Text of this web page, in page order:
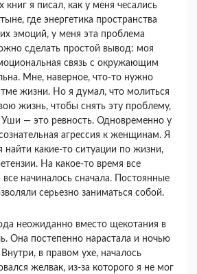
я писал, как у меня чесались
где энергетика пространства
эмоций, у меня эта проблема
сде­лать простой вывод: моя
связь с окружающим
Мне, наверное, что-то нужно
жизни. Но я думал, что молиться
жизнь, чтобы снять эту проб­лему,
Уши — это ревность. Одновременно у
агрессия к женщинам. Я
най­ти какие-то ситуации по жизни,
На какое-то время все
начиналось сначала. Постоянные
серьезно заниматься собой.
неожиданно вместо ще­котания в
Она постепенно нарастала и ночью
в правом ухе, началось
желвак, из-за которого я не мог